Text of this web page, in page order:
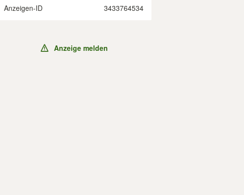
Anzeigen-ID 3433764534
Anzeige melden